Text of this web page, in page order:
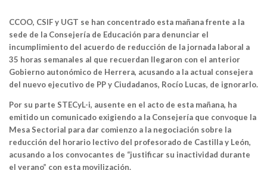
CCOO, CSIF y UGT se han concentrado esta mañana frente a la
sede de la Consejería de Educación para denunciar el
incumplimiento del acuerdo de reducción de la jornada laboral a
35 horas semanales al que recuerdan llegaron con el anterior
Gobierno autonómico de Herrera, acusando a la actual consejera
del nuevo ejecutivo de PP y Ciudadanos, Rocío Lucas, de ignorarlo.
Por su parte STECyL-i, ausente en el acto de esta mañana, ha
emitido un comunicado exigiendo a la Consejería que convoque la
Mesa Sectorial para dar comienzo a la negociación sobre la
reducción del horario lectivo del profesorado de Castilla y León,
acusando a los convocantes de “justificar su inactividad durante
el verano” con esta movilización.